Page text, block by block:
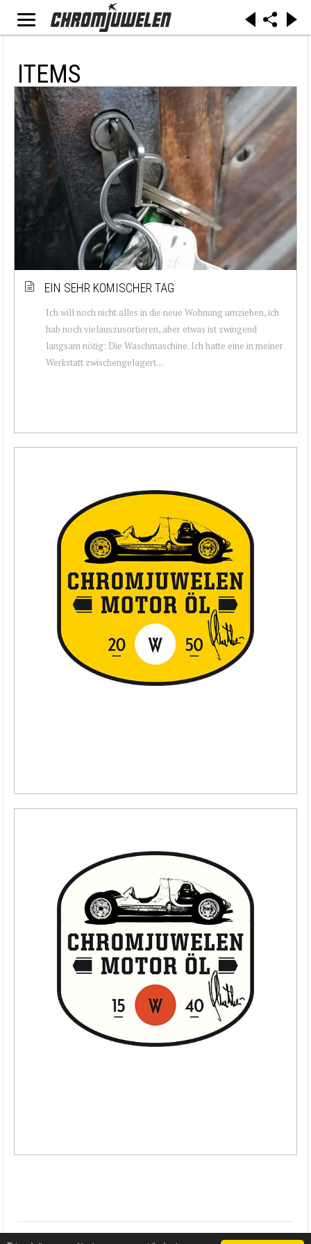
ITEMS
EIN SEHR KOMISCHER TAG
Ich will noch nicht alles in die neue Wohnung umziehen, ich
hab noch vielauszusortieren, aber etwas ist zwingend
langsam nötig: Die Waschmaschine. Ich hatte eine in meiner
Werkstatt zwischengelagert....